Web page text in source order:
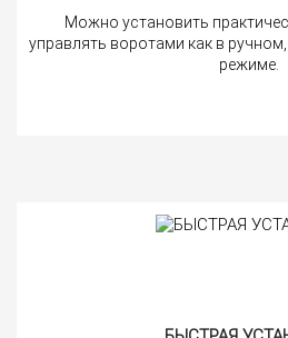
Можно установить
управлять воротами как в
режиме.